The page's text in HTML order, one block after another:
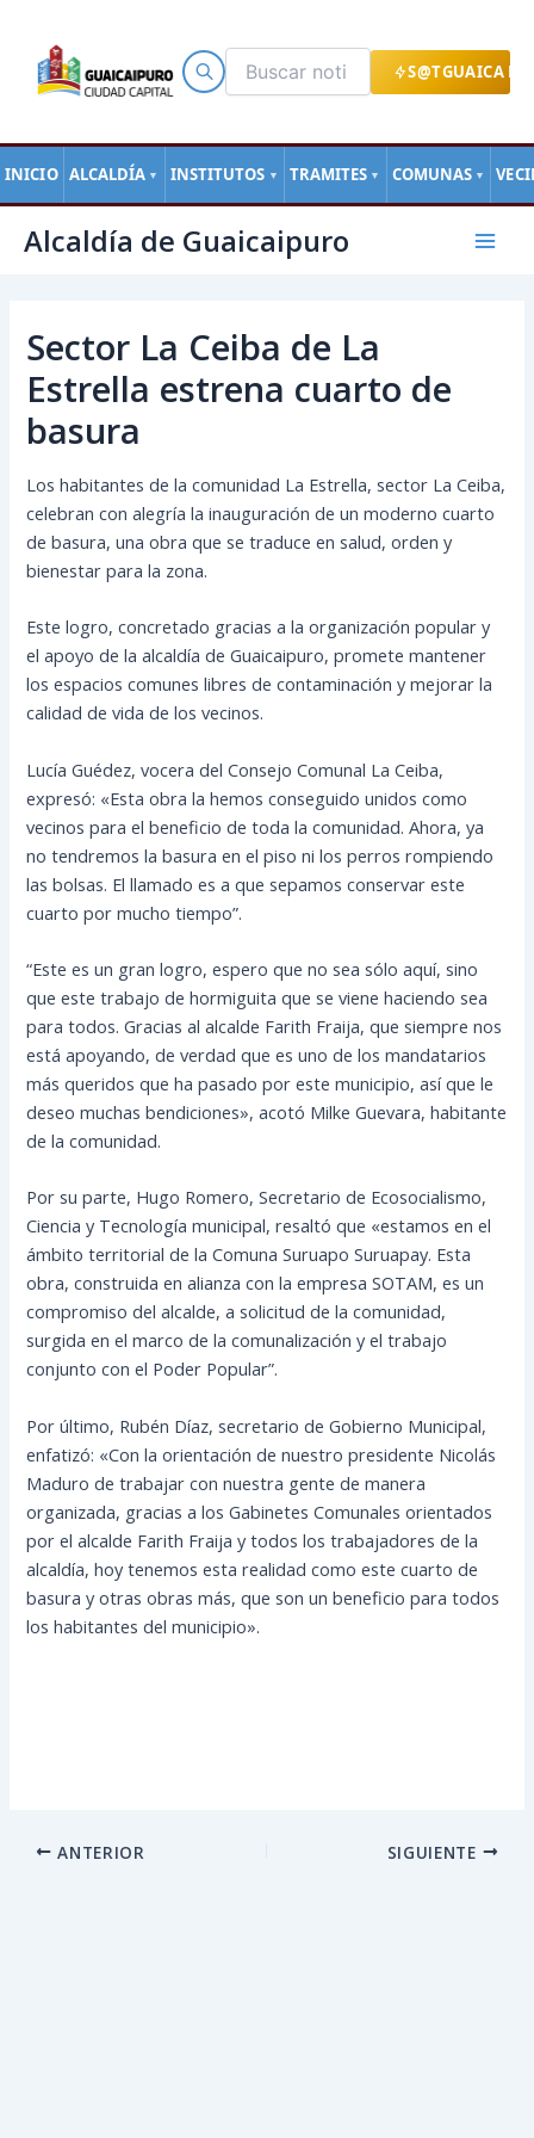
S@TGUAICA
INICIO ALCALDÍA ▼ INSTITUTOS ▼ TRAMITES ▼ COMUNAS ▼
contenido
Alcaldía de Guaicaipuro
Main
Sector La Ceiba de La
Estrella estrena cuarto de
basura
Los habitantes de la comunidad La Estrella, sector La Ceiba,
celebran con alegría la inauguración de un moderno cuarto
de basura, una obra que se traduce en salud, orden y
bienestar para la zona.
Este logro, concretado gracias a la organización popular y
el apoyo de la alcaldía de Guaicaipuro, promete mantener
los espacios comunes libres de contaminación y mejorar la
calidad de vida de los vecinos.
Lucía Guédez, vocera del Consejo Comunal La Ceiba,
expresó: «Esta obra la hemos conseguido unidos como
vecinos para el beneficio de toda la comunidad. Ahora, ya
no tendremos la basura en el piso ni los perros rompiendo
las bolsas. El llamado es a que sepamos conservar este
cuarto por mucho tiempo”.
“Este es un gran logro, espero que no sea sólo aquí, sino
que este trabajo de hormiguita que se viene haciendo sea
para todos. Gracias al alcalde Farith Fraija, que siempre nos
está apoyando, de verdad que es uno de los mandatarios
más queridos que ha pasado por este municipio, así que le
deseo muchas bendiciones», acotó Milke Guevara, habitante
de la comunidad.
Por su parte, Hugo Romero, Secretario de Ecosocialismo,
Ciencia y Tecnología municipal, resaltó que «estamos en el
ámbito territorial de la Comuna Suruapo Suruapay. Esta
obra, construida en alianza con la empresa SOTAM, es un
compromiso del alcalde, a solicitud de la comunidad,
surgida en el marco de la comunalización y el trabajo
conjunto con el Poder Popular”.
Por último, Rubén Díaz, secretario de Gobierno Municipal,
enfatizó: «Con la orientación de nuestro presidente Nicolás
Maduro de trabajar con nuestra gente de manera
organizada, gracias a los Gabinetes Comunales orientados
por el alcalde Farith Fraija y todos los trabajadores de la
alcaldía, hoy tenemos esta realidad como este cuarto de
basura y otras obras más, que son un beneficio para todos
los habitantes del municipio».
de
ANTERIOR SIGUIENTE